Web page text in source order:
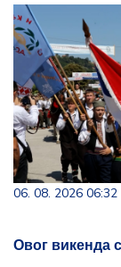
06. 08. 2026 06:32
Овог викенда